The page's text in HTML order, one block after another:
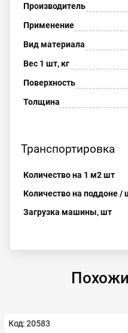
Производитель
Применение
Вид материала
Вес 1 шт, кг
Поверхность
Толщина
Транспортировка
Количество на 1 м2 шт
Количество на поддоне /
Загрузка машины, шт
Код: 20583